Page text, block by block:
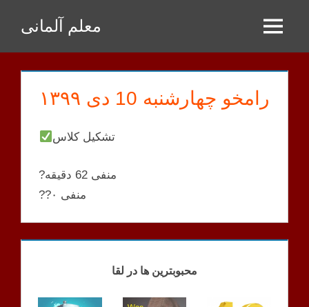
Inhalt
springen
معلم آلمانی Menu
رامخو چهارشنبه 10 دی ۱۳۹۹
تشکیل کلاس
?منفی 62 دقیقه
??منفی ۰
محبوبترین ها در لقا